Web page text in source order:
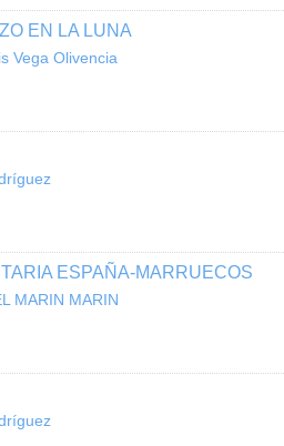
EN LA LUNA
Vega Olivencia
ESPAÑA-MARRUECOS
MARIN MARIN